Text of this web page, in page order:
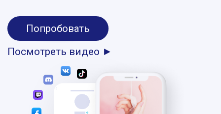
Попробовать
Посмотреть видео ►